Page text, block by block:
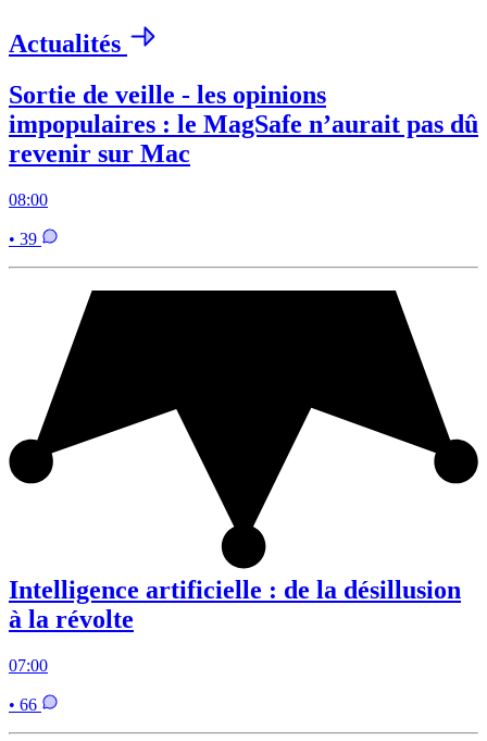
Actualités
Sortie de veille - les opinions
impopulaires : le MagSafe n’aurait pas dû
revenir sur Mac
08:00
• 39
Intelligence artificielle : de la désillusion
à la révolte
07:00
• 66